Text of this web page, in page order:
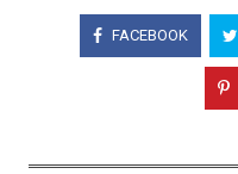
FACEBOOK